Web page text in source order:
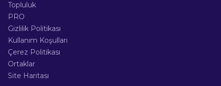
Topluluk
PRO
Gizlilik Politikası
Kullanım Koşulları
Çerez Politikası
Ortaklar
Site Haritası